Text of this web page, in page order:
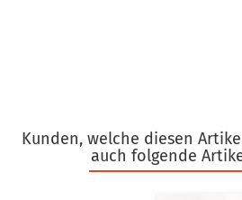
Kunden, welche diesen
auch folgende